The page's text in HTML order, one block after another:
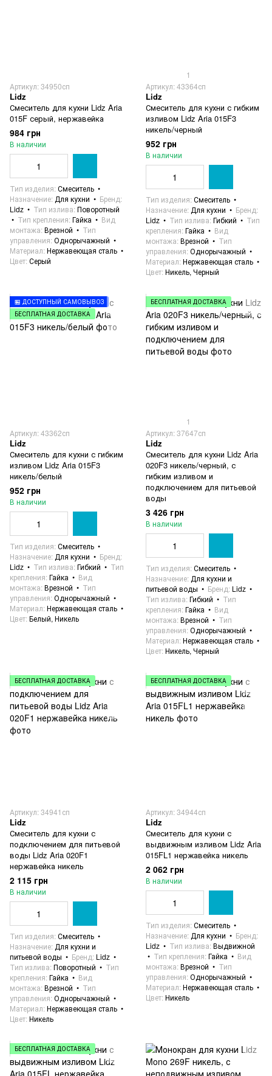
Артикул: 34950сп
Lidz
Смеситель для кухни Lidz Aria
015F серый, нержавейка
984 грн
В наличии
Тип изделия Смеситель
Назначение Для кухни
Бренд
Lidz
Тип излива Поворотный
Тип крепления Гайка
Вид
монтажа Врезной
Тип
управления Однорычажный
Материал Нержавеющая сталь
Цвет Серый
1
Артикул: 43364сп
Lidz
Смеситель для кухни с гибким
изливом Lidz Aria 015F3
никель/черный
952 грн
В наличии
Тип изделия Смеситель
Назначение Для кухни
Бренд
Lidz
Тип излива Гибкий
Тип
крепления Гайка
Вид
монтажа Врезной
Тип
управления Однорычажный
Материал Нержавеющая сталь
Цвет Никель, Черный
🏪 ДОСТУПНЫЙ САМОВЫВОЗ
БЕСПЛАТНАЯ ДОСТАВКА
Артикул: 43362сп
Lidz
Смеситель для кухни с гибким
изливом Lidz Aria 015F3
никель/белый
952 грн
В наличии
Тип изделия Смеситель
Назначение Для кухни
Бренд
Lidz
Тип излива Гибкий
Тип
крепления Гайка
Вид
монтажа Врезной
Тип
управления Однорычажный
Материал Нержавеющая сталь
Цвет Белый, Никель
БЕСПЛАТНАЯ ДОСТАВКА
1
Артикул: 37647сп
Lidz
Смеситель для кухни Lidz Aria
020F3 никель/черный, с
гибким изливом и
подключением для питьевой
воды
3 426 грн
В наличии
Тип изделия Смеситель
Назначение Для кухни и
питьевой воды
Бренд Lidz
Тип излива Гибкий
Тип
крепления Гайка
Вид
монтажа Врезной
Тип
управления Однорычажный
Материал Нержавеющая сталь
Цвет Никель, Черный
БЕСПЛАТНАЯ ДОСТАВКА
Артикул: 34941сп
Lidz
Смеситель для кухни с
подключением для питьевой
воды Lidz Aria 020F1
нержавейка никель
2 115 грн
В наличии
Тип изделия Смеситель
Назначение Для кухни и
питьевой воды
Бренд Lidz
Тип излива Поворотный
Тип
крепления Гайка
Вид
монтажа Врезной
Тип
управления Однорычажный
Материал Нержавеющая сталь
Цвет Никель
БЕСПЛАТНАЯ ДОСТАВКА
Артикул: 34944сп
Lidz
Смеситель для кухни с
выдвижным изливом Lidz Aria
015FL1 нержавейка никель
2 062 грн
В наличии
Тип изделия Смеситель
Назначение Для кухни
Бренд
Lidz
Тип излива Выдвижной
Тип крепления Гайка
Вид
монтажа Врезной
Тип
управления Однорычажный
Материал Нержавеющая сталь
Цвет Никель
БЕСПЛАТНАЯ ДОСТАВКА